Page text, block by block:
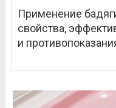
Применение
свойства,
и